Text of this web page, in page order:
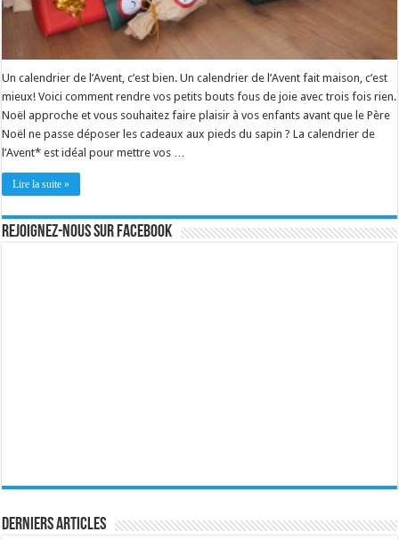
Un calendrier de l’Avent, c’est bien. Un calendrier de l’Avent fait maison, c’est
mieux! Voici comment rendre vos petits bouts fous de joie avec trois fois rien.
Noël approche et vous souhaitez faire plaisir à vos enfants avant que le Père
Noël ne passe déposer les cadeaux aux pieds du sapin ? La calendrier de
l’Avent* est idéal pour mettre vos …
Lire la suite »
Rejoignez-nous sur Facebook
Derniers articles